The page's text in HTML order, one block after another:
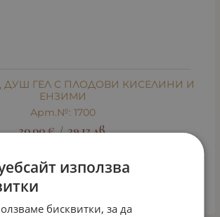
ГЕЛ С ПЛОДОВИ КИСЕЛИНИ И
ЕНЗИМИ
Арт.№: 1700
20.00€ / 39.12лв.
типове кожаизползва
бисквитки, за да